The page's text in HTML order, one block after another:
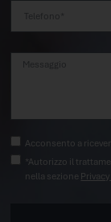
Acconsento a
*Autorizzo il
nella sezione